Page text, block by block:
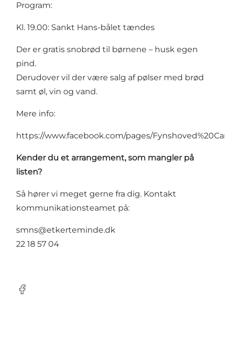
Program:
Kl. 19.00: Sankt Hans-bålet tændes
Der er gratis snobrød til børnene – husk egen
pind.
Derudover vil der være salg af pølser med brød
samt øl, vin og vand.
Mere info:
https://www.facebook.com/pages/
Kender du et arrangement, som mangler på
listen?
Så hører vi meget gerne fra dig. Kontakt
kommunikationsteamet på:
smns@etkerteminde.dk
22 18 57 04
Facebook